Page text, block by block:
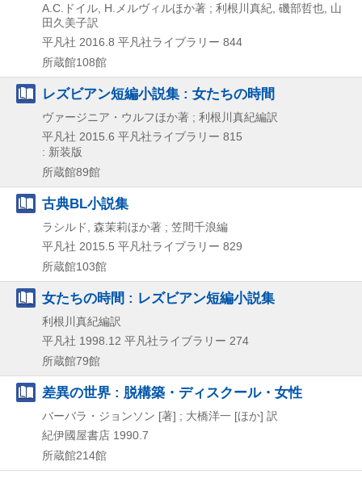
A.C.ドイル, H.メルヴィルほか著 ; 利根川真紀, 磯部哲也, 山
田久美子訳
平凡社 2016.8 平凡社ライブラリー 844
所蔵館108館
レズビアン短編小説集 : 女たちの時間
ヴァージニア・ウルフほか著 ; 利根川真紀編訳
平凡社 2015.6 平凡社ライブラリー 815
: 新装版
所蔵館89館
古典BL小説集
ラシルド, 森茉莉ほか著 ; 笠間千浪編
平凡社 2015.5 平凡社ライブラリー 829
所蔵館103館
女たちの時間 : レズビアン短編小説集
利根川真紀編訳
平凡社 1998.12 平凡社ライブラリー 274
所蔵館79館
差異の世界 : 脱構築・ディスクール・女性
バーバラ・ジョンソン [著] ; 大橋洋一 [ほか] 訳
紀伊國屋書店 1990.7
所蔵館214館